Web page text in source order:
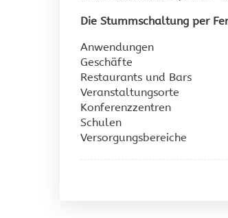
Die Stummschaltung per
Anwendungen
Geschäfte
Restaurants und Bars
Veranstaltungsorte
Konferenzzentren
Schulen
Versorgungsbereiche